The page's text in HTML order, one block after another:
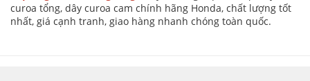
curoa tổng, dây curoa cam chính hãng Honda, chất lượng tốt
nhất, giá cạnh tranh, giao hàng nhanh chóng toàn quốc.